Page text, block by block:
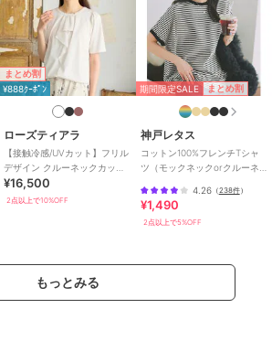
まとめ割
¥888ｸｰﾎﾟﾝ
ローズティアラ
【接触冷感/UVカット】フリル
デザイン クルーネックカット
ソー
¥16,500
2点以上で10%OFF
期間限定SALE まとめ割
神戸レタス
コットン100%フレンチTシャ
ツ（モックネックorクルーネ
4.26（238件）
¥1,490
2点以上で5%OFF
もっとみる